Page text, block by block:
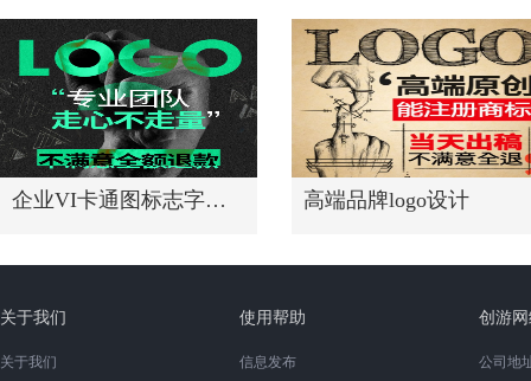
企业VI卡通图标志字体高端头像 高端品牌logo设计
关于我们
关于我们
使用帮助
信息发布
创游
公司地